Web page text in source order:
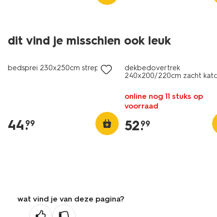
dit vind je misschien ook leuk
bedsprei 230x250cm strepen
44.
99
dekbedovertrek
240x200/220cm zacht
online nog 11 stuks op
voorraad
52.
99
wat vind je van deze pagina?